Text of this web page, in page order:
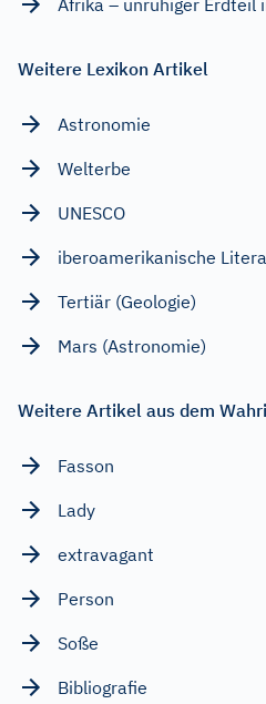
Afrika – unruhiger Erdteil
Weitere Lexikon Artikel
Astronomie
Welterbe
UNESCO
iberoamerikanische
Tertiär (Geologie)
Mars (Astronomie)
Weitere Artikel aus dem
Fasson
Lady
extravagant
Person
Soße
Bibliografie